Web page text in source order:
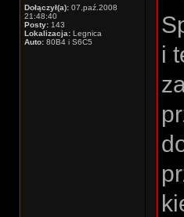
Dołączył(a): 07.paź.2008
21:48:40
Posty: 143
Lokalizacja: Legnica
Auto: 80B4 i S6C5
i